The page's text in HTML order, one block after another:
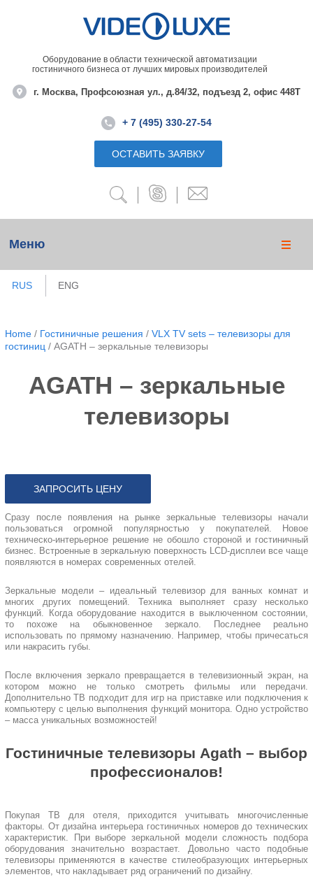
Оборудование в области технической автоматизации
гостиничного бизнеса от лучших мировых производителей
г. Москва, Профсоюзная ул., д.84/32, подъезд 2, офис 448Т
+ 7 (495) 330-27-54
ОСТАВИТЬ ЗАЯВКУ
Меню
RUS ENG
Home / Гостиничные решения / VLX TV sets – телевизоры для
гостиниц / AGATH – зеркальные телевизоры
AGATH – зеркальные
телевизоры
ЗАПРОСИТЬ ЦЕНУ
Сразу после появления на рынке зеркальные телевизоры начали
пользоваться огромной популярностью у покупателей. Новое
техническо-интерьерное решение не обошло стороной и гостиничный
бизнес. Встроенные в зеркальную поверхность LCD-дисплеи все чаще
появляются в номерах современных отелей.
Зеркальные модели – идеальный телевизор для ванных комнат и
многих других помещений. Техника выполняет сразу несколько
функций. Когда оборудование находится в выключенном состоянии,
то похоже на обыкновенное зеркало. Последнее реально
использовать по прямому назначению. Например, чтобы причесаться
или накрасить губы.
После включения зеркало превращается в телевизионный экран, на
котором можно не только смотреть фильмы или передачи.
Дополнительно ТВ подходит для игр на приставке или подключения к
компьютеру с целью выполнения функций монитора. Одно устройство
– масса уникальных возможностей!
Гостиничные телевизоры Agath – выбор
профессионалов!
Покупая ТВ для отеля, приходится учитывать многочисленные
факторы. От дизайна интерьера гостиничных номеров до технических
характеристик. При выборе зеркальной модели сложность подбора
оборудования значительно возрастает. Довольно часто подобные
телевизоры применяются в качестве стилеобразующих интерьерных
элементов, что накладывает ряд ограничений по дизайну.